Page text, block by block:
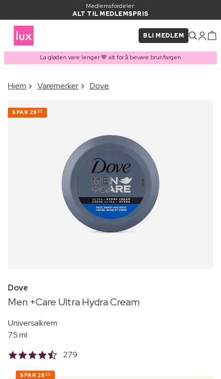
Medlemsfordeler:
ALT TIL MEDLEMSPRIS
BLI MEDLEM
La gløden vare lenger 🤎 alt for å bevare brunfargen
VARE LAGT I
Hjem Varemerker Dove
SPAR 28 66
Dove
Men +Care Ultra Hydra Cream
Universalkrem
75 ml
279
SPAR 28 66